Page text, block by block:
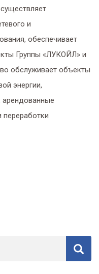
и
обеспечивает
Группы «ЛУКОЙЛ» и
обслуживает объекты
энергии,
арендованные
переработки